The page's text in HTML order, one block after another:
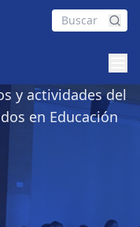
y actividades del
en Educación